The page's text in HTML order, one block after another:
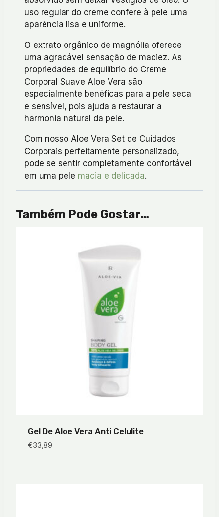
uso regular do creme confere à pele uma
aparência lisa e uniforme.
O extrato orgânico de magnólia oferece
uma agradável sensação de maciez. As
propriedades de equilíbrio do Creme
Corporal Suave Aloe Vera são
especialmente benéficas para a pele seca
e sensível, pois ajuda a restaurar a
harmonia natural da pele.
Com nosso Aloe Vera Set de Cuidados
Corporais perfeitamente personalizado,
pode se sentir completamente confortável
em uma pele macia e delicada.
Também Pode Gostar…
Gel De Aloe Vera Anti Celulite
€33,89